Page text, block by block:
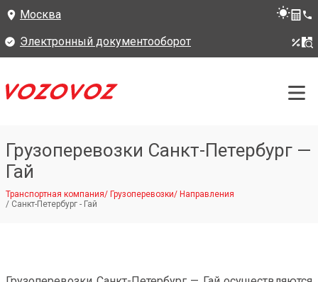
Москва
Электронный документооборот
Грузоперевозки Санкт-Петербург —
Гай
Транспортная компания/ Грузоперевозки/ Направления
/ Санкт-Петербург - Гай